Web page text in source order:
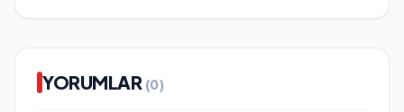
YORUMLAR (0)